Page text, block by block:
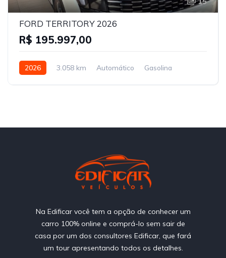
FORD TERRITORY 2026
R$ 195.997,00
2026 3.058 km Automático Gasolina
Na Edificar você tem a opção de conhecer um
carro 100% online e comprá-lo sem sair de
casa por um dos consultores Edificar, que fará
um tour apresentando todos os detalhes.